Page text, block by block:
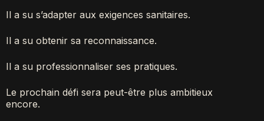
Il a su s’adapter aux exigences sanitaires.
Il a su obtenir sa reconnaissance.
Il a su professionnaliser ses pratiques.
Le prochain défi sera peut-être plus ambitieux
encore.